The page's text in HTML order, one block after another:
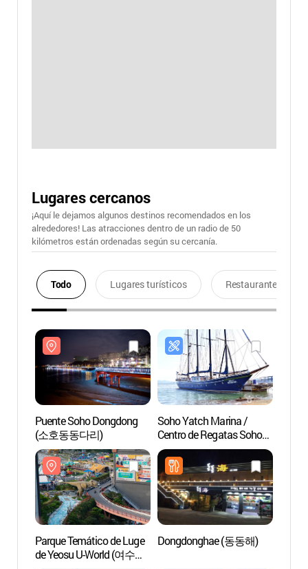
Lugares cercanos
¡Aquí le dejamos algunos destinos recomendados en los
alrededores! Las atracciones dentro de un radio de 50
kilómetros están ordenadas según su cercanía.
Todo Lugares turísticos Restaurantes
Puente Soho Dongdong
(소호동동다리)
Soho Yatch Marina /
Centro de Regatas Soho
(소호요트마리나 /
소호요트경기장)
Parque Temático de Luge
de Yeosu U-World (여수
Dongdonghae (동동해)